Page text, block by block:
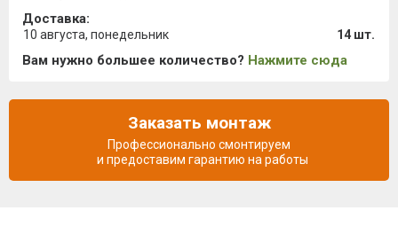
Доставка:
10 августа, понедельник 14 шт.
Вам нужно большее количество? Нажмите сюда
Заказать монтаж
Профессионально смонтируем
и предоставим гарантию на работы